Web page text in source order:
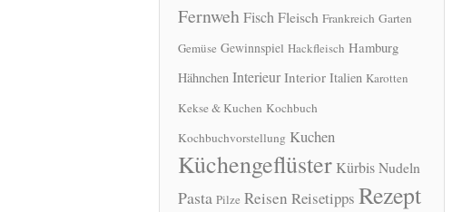
FernwehFischFleisch Frankreich Garten
Gemüse Gewinnspiel Hackfleisch Hamburg
Hähnchen Interieur Interior Italien Karotten
Kekse & Kuchen Kochbuch
Kochbuchvorstellung Kuchen
Küchengeflüster KürbisNudeln
Pasta Pilze Reisen Reisetipps Rezept